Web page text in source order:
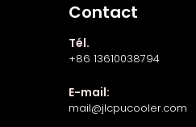
Contact
Tél.
+86 13610038794
E-mail:
mail@jlcpucooler.com